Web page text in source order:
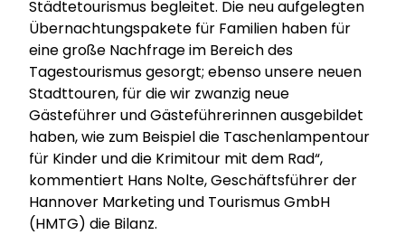
Städtetourismus begleitet. Die neu aufgelegten
Übernachtungspakete für Familien haben für
eine große Nachfrage im Bereich des
Tagestourismus gesorgt; ebenso unsere neuen
Stadttouren, für die wir zwanzig neue
Gästeführer und Gästeführerinnen ausgebildet
haben, wie zum Beispiel die Taschenlampentour
für Kinder und die Krimitour mit dem Rad“,
kommentiert Hans Nolte, Geschäftsführer der
Hannover Marketing und Tourismus GmbH
(HMTG) die Bilanz.